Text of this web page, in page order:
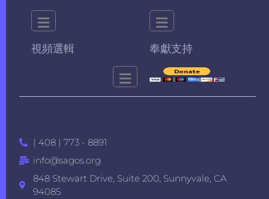
視頻選輯 奉獻支持
( 408 ) 773 - 8891
info@sagos.org
848 Stewart Drive, Suite 200, Sunnyvale, CA
94085